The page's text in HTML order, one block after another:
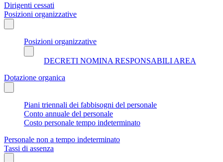
Dirigenti cessati
Posizioni organizzative
Posizioni organizzative
DECRETI NOMINA RESPONSABILI AREA
Dotazione organica
Piani triennali dei fabbisogni del personale
Conto annuale del personale
Costo personale tempo indeterminato
Personale non a tempo indeterminato
Tassi di assenza